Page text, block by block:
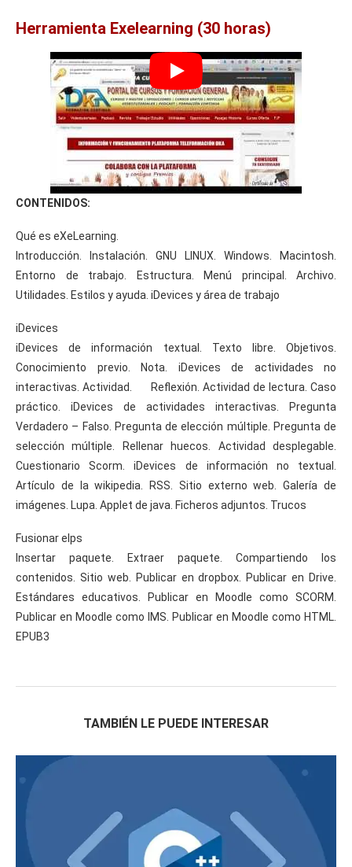
Herramienta Exelearning (30 horas)
CONTENIDOS:
Qué es eXeLearning.
Introducción. Instalación. GNU LINUX. Windows. Macintosh.
Entorno de trabajo. Estructura. Menú principal. Archivo.
Utilidades. Estilos y ayuda. iDevices y área de trabajo
iDevices
iDevices de información textual. Texto libre. Objetivos.
Conocimiento previo. Nota. iDevices de actividades no
interactivas. Actividad. Reflexión. Actividad de lectura. Caso
práctico. iDevices de actividades interactivas. Pregunta
Verdadero – Falso. Pregunta de elección múltiple. Pregunta de
selección múltiple. Rellenar huecos. Actividad desplegable.
Cuestionario Scorm. iDevices de información no textual.
Artículo de la wikipedia. RSS. Sitio externo web. Galería de
imágenes. Lupa. Applet de java. Ficheros adjuntos. Trucos
Fusionar elps
Insertar paquete. Extraer paquete. Compartiendo los
contenidos. Sitio web. Publicar en dropbox. Publicar en Drive.
Estándares educativos. Publicar en Moodle como SCORM.
Publicar en Moodle como IMS. Publicar en Moodle como HTML.
EPUB3
TAMBIÉN LE PUEDE INTERESAR